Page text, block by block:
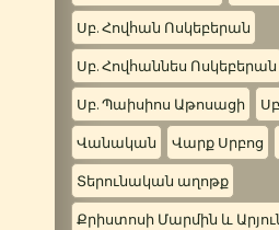
Սբ. Հովհան Ոսկեբերան
Սբ. Հովհաննես Ոսկեբերան
Սբ. Պաիսիոս Աթոսացի
Վանական Վարք Սրբոց
Տերունական աղոթք
Քրիստոսի Մարմին և